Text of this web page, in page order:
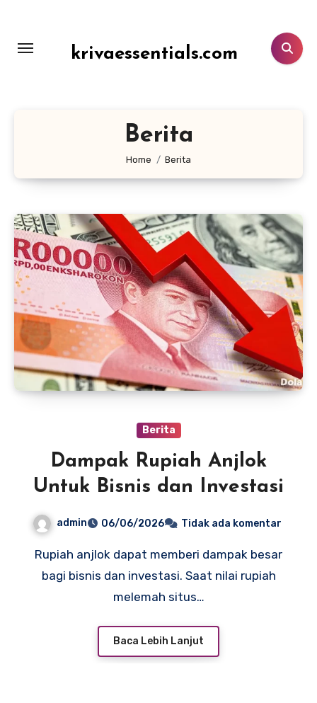
konten
krivaessentials.com
Berita
Home Berita
Berita
Dampak Rupiah Anjlok
Untuk Bisnis dan Investasi
admin 06/06/2026 Tidak ada komentar
Rupiah anjlok dapat memberi dampak besar
bagi bisnis dan investasi. Saat nilai rupiah
melemah situs…
Baca Lebih Lanjut